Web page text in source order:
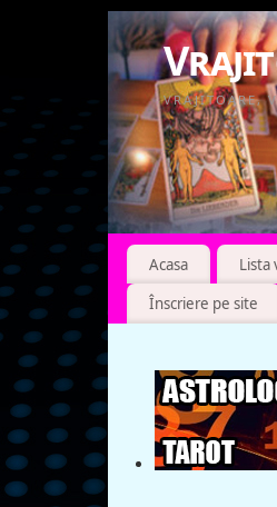
VRAJITOARE,
Acasa Lista
Înscriere pe site